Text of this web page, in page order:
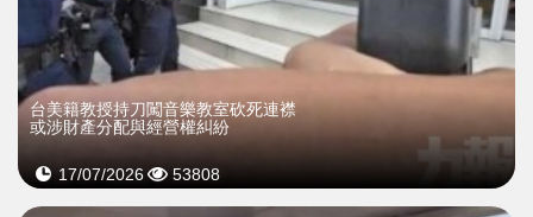
台美籍教授持刀闖音樂教室砍死連襟
或涉財產分配與經營權糾紛
17/07/2026 53808